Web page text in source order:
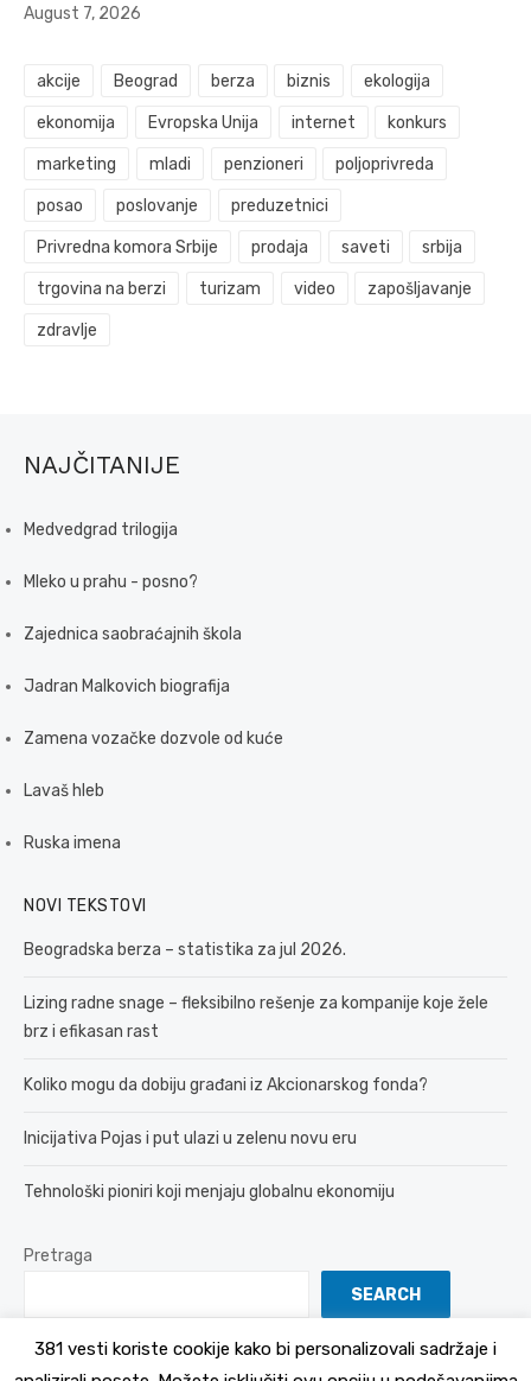
August 7, 2026
akcije Beograd berza biznis ekologija
ekonomija Evropska Unija internet konkurs
marketing mladi penzioneri poljoprivreda
posao poslovanje preduzetnici
Privredna komora Srbije prodaja saveti srbija
trgovina na berzi turizam video zapošljavanje
zdravlje
NAJČITANIJE
Medvedgrad trilogija
Mleko u prahu - posno?
Zajednica saobraćajnih škola
Jadran Malkovich biografija
Zamena vozačke dozvole od kuće
Lavaš hleb
Ruska imena
NOVI TEKSTOVI
Beogradska berza – statistika za jul 2026.
Lizing radne snage – fleksibilno rešenje za kompanije koje žele
brz i efikasan rast
Koliko mogu da dobiju građani iz Akcionarskog fonda?
Inicijativa Pojas i put ulazi u zelenu novu eru
Tehnološki pioniri koji menjaju globalnu ekonomiju
Pretraga
SEARCH
381 vesti koriste cookije kako bi personalizovali sadržaje i